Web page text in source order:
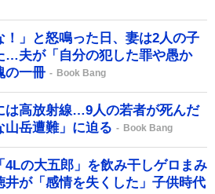
！」と怒鳴った日、妻は2人の子
…夫が「自分の犯した罪や愚か
の一冊
Book Bang
は高放射線…9人の若者が死んだ
山岳遭難」に迫る
Book Bang
4Lの大五郎」を飲み干しゲロまみ
が「感情を失くした」子供時代